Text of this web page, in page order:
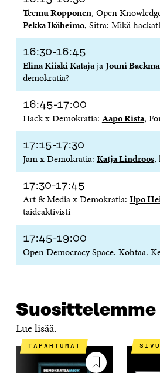
S
A
A
V
A
U
T
U
U
U
U
D
E
S
S
A
I
K
K
N
A
S
A
Ä
A
V
A
U
T
U
U
U
U
D
E
S
S
I
K
K
A
S
S
Ä
A
V
T
U
D
E
A
I
K
A
L
A
A
U
U
U
D
S
A
K
N
Teemu Ropponen, Open
Pekka Ikäheimo, Sitra: Mikä
16:30-16:45
Elina Kiiski KatajajaJouni
demokratia?
16:45-17:00
Hack x Demokratia: Aapo Rista,
17:15-17:30
Jam x Demokratia: Katja Lindroos,
17:30-17:45
Art & Media x Demokratia: Ilpo
taideaktivisti
17:45-19:00
Open Democracy Space. Kohtaa.
Suosittelemme
Lue lisää.
TAPAHTUMAT